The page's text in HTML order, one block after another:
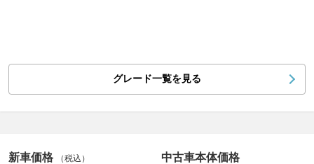
グレード一覧を見る
新車価格 （税込） 中古車本体価格